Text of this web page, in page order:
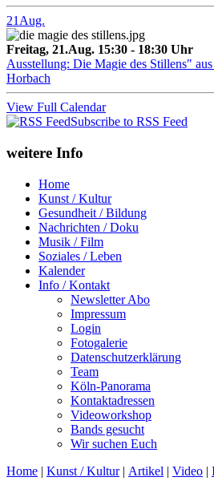
21 Aug.
Freitag, 21.Aug. 15:30 - 18:30 Uhr
Ausstellung: Die Magie des Stillens"
Horbach
View Full Calendar
Subscribe to RSS Feed
weitere Info
Home
Kunst / Kultur
Gesundheit / Bildung
Nachrichten / Doku
Musik / Film
Soziales / Leben
Kalender
Info / Kontakt
Newsletter Abo
Impressum
Login
Fotogalerie
Datenschutzerklärung
Team
Köln-Panorama
Kontaktadressen
Videoworkshop
Bands gesucht
Wir suchen Euch
Home | Kunst / Kultur| Artikel | Video |